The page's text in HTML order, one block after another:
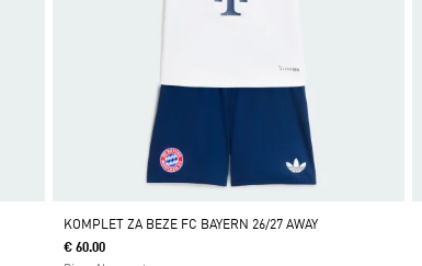
KOMPLET ZA BEZE FC BAYERN 26/27 AWAY
€ 60.00